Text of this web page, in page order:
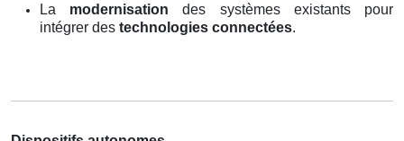
La modernisation des systèmes existants pour
intégrer des technologies connectées.